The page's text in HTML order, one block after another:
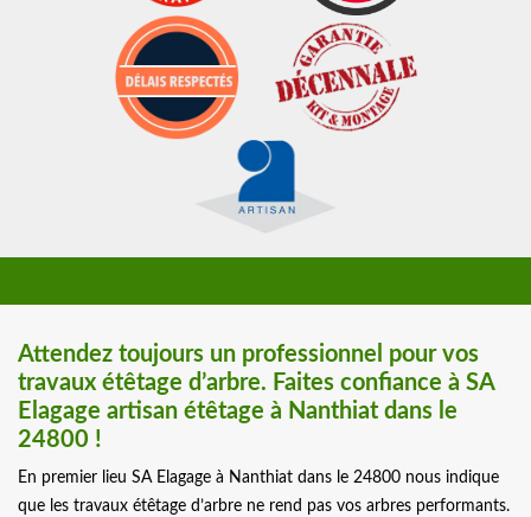
Attendez toujours un professionnel pour vos
travaux étêtage d’arbre. Faites confiance à SA
Elagage artisan étêtage à Nanthiat dans le
24800 !
En premier lieu SA Elagage à Nanthiat dans le 24800 nous indique
que les travaux étêtage d’arbre ne rend pas vos arbres performants.